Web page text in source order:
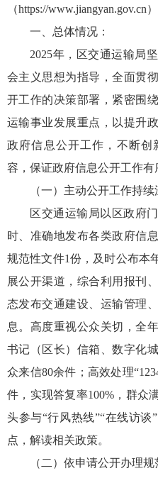
（https://www.jiangyan.gov.cn
一、总体情况：
2025年，区交通运输局
会主义思想为指导，全面贯
开工作的决策部署，紧密围
运输事业发展重点，以提升
政府信息公开工作，不断创
容，保证政府信息公开工作有
（一）主动公开工作持续
区交通运输局以区政府
时、准确地发布各类政府信
规范性文件1份，及时公布本
展公开渠道，综合利用报刊
态发布交通建设、运输管理
息。高度重视公众关切，全
书记（区长）信箱、数字化
众来信80余件；高效处理
件，实现答复率100%，群众
头参与“行风热线”“在线访
点，解读相关政策。
（二）依申请公开办理规